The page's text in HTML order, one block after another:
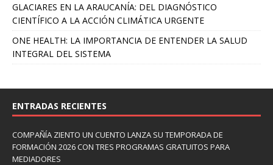
GLACIARES EN LA ARAUCANÍA: DEL DIAGNÓSTICO
CIENTÍFICO A LA ACCIÓN CLIMÁTICA URGENTE
ONE HEALTH: LA IMPORTANCIA DE ENTENDER LA SALUD
INTEGRAL DEL SISTEMA
ENTRADAS RECIENTES
COMPAÑÍA ZIENTO UN CUENTO LANZA SU TEMPORADA DE
FORMACIÓN 2026 CON TRES PROGRAMAS GRATUITOS PARA
MEDIADORES